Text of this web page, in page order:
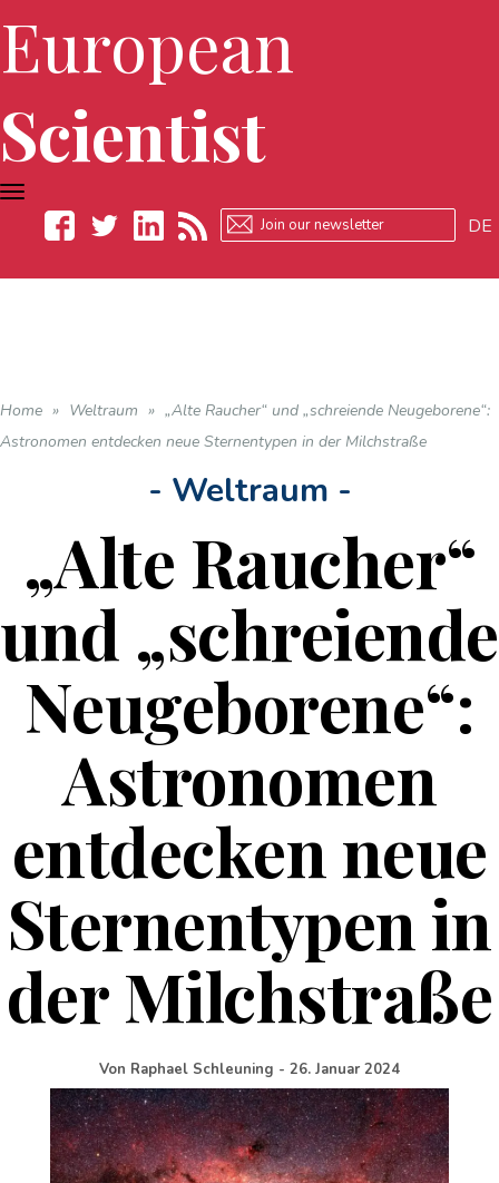
European
Scientist
DE
TOGGLE
NAVIGATION
Home » Weltraum » „Alte Raucher“ und „schreiende Neugeborene“:
Astronomen entdecken neue Sternentypen in der Milchstraße
- Weltraum -
„Alte Raucher“
und „schreiende
Neugeborene“:
Astronomen
entdecken neue
Sternentypen in
der Milchstraße
Von Raphael Schleuning - 26. Januar 2024